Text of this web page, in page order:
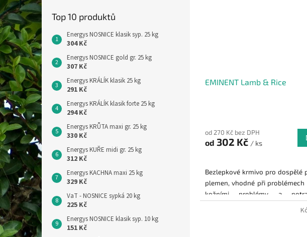
Top 10 produktů
Energys NOSNICE klasik syp. 25 kg
304 Kč
Energys NOSNICE gold gr. 25 kg
307 Kč
Energys KRÁLÍK klasik 25 kg
291 Kč
Energys KRÁLÍK klasik forte 25 kg
294 Kč
Energys KRŮTA maxi gr. 25 kg
330 Kč
Energys KUŘE midi gr. 25 kg
312 Kč
Energys KACHNA maxi 25 kg
329 Kč
VaT - NOSNICE sypká 20 kg
225 Kč
Energys NOSNICE klasik syp. 10 kg
151 Kč
EMINENT Lamb & Rice
od 270 Kč bez DPH
od 302 Kč / ks
Bezlepkové krmivo pro dospělé
plemen, vhodné při problémech
kožními problémy a